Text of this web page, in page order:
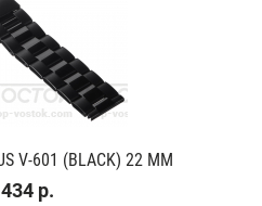
V-601 (BLACK) 22 ММ
р.